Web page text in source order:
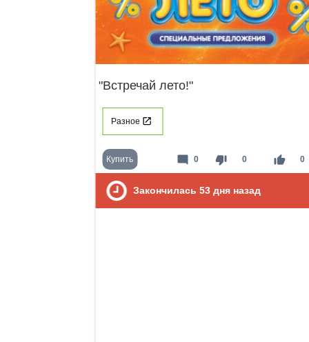
"Встречай лето!"
Разное
Купить thumb_down 0 thumb_up 0
mode_comment 0
Закончилась 53 дня назад